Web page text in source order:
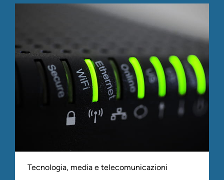
Tecnologia, media e telecomunicazioni